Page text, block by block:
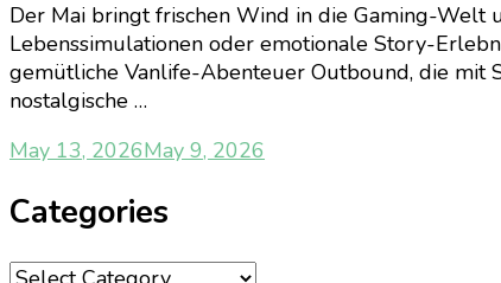
Der Mai bringt frischen Wind in die Gaming-Welt
Lebenssimulationen oder emotionale Story-
gemütliche Vanlife-Abenteuer Outbound, die mit
nostalgische …
May 13, 2026May 9, 2026
Categories
Categories